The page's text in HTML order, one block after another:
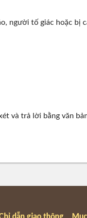
người tố giác hoặc bị
và trả lời bằng văn